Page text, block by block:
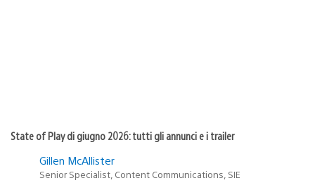
State of Play di giugno 2026: tutti gli annunci e i trailer
Gillen McAllister
Senior Specialist, Content Communications, SIE